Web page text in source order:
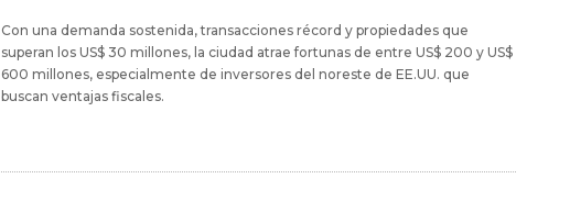
Con una demanda sostenida, transacciones récord y propiedades que
superan los US$ 30 millones, la ciudad atrae fortunas de entre US$ 200 y US$
600 millones, especialmente de inversores del noreste de EE.UU. que
buscan ventajas fiscales.